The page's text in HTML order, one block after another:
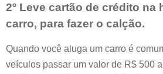
2º Leve cartão de crédito na
carro, para fazer o calção.
Quando você aluga um carro é
veículos passar um valor de R$ 500